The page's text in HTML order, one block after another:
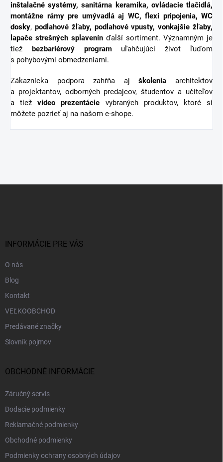
inštalačné systémy, sanitárna keramika, ovládacie tlačidlá,
montážne rámy pre umývadlá aj WC, flexi pripojenia, WC
dosky, podlahové žľaby, podlahové vpusty,vonkajšie žľaby,
lapače strešných splavenín ďalší sortiment. Významným je
tiež
bezbariérový programuľahčujúci život ľuďom
s pohybovými obmedzeniami.
Zákaznícka podpora zahŕňa ajškolenia architektov
a projektantov, odborných predajcov, študentov a učiteľov
a tiežvideo prezentácie vybraných produktov, ktoré si
môžete pozrieť aj na našom e-shope.
INFORMÁCIE PRE VÁS
O nás
Blog
Kontakt
VEĽKOOBCHOD
Predávané značky
Slovník pojmov
OBCHODNÉ INFORMÁCIE
Záručný servis
Dodacie podmienky
Reklamačné podmienky
Obchodné podmienky
Podmienky ochrany osobných údajov